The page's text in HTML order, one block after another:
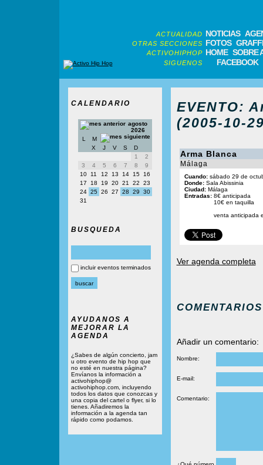
ACTUALIDAD NOTICIAS
OTRAS SECCIONES FOTOS
ACTIVOHIPHOP HOME SOBRE
SIGUENOS FACEBOOK
CALENDARIO
agosto
2026
L
M
X
J V S
D
1
2
3
4 5 6 7 8
9
10
11 12 13 14 15
16
17
18 19 20 21 22
23
24 25 26 27 28 29
30
31
BUSQUEDA
incluir eventos terminados
AYUDANOS A
MEJORAR LA
AGENDA
¿Sabes de algún concierto, jam
u otro evento de hip hop que
no esté en nuestra página?
Envíanos la información a
activohiphop@
activohiphop.com, incluyendo
todos los datos que conozcas y
una copia del cartel o flyer, si lo
tienes. Añadiremos la
información a la agenda tan
rápido como podamos.
EVENTO:
(2005-10-
Arma Blanca
Málaga
Cuando:sábado 29 de
Donde:Sala Abissinia
Ciudad:Málaga
Entradas: 8€ anticipada
10€ en taquilla
venta anticipada
Ver agenda completa
COMENTARIOS
Añadir un comentario:
Nombre:
E-mail:
Comentario: